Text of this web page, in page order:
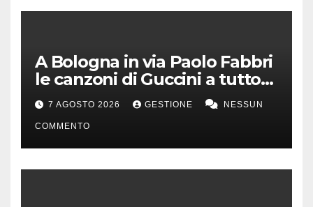
A Bologna in via Paolo Fabbri
le canzoni di Guccini a tutto
volume
7 AGOSTO 2026 GESTIONE NESSUN
COMMENTO